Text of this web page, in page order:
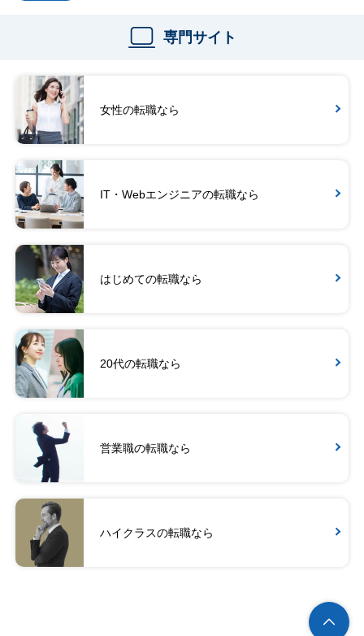
専門サイト
女性の転職なら
IT・Webエンジニアの転職なら
はじめての転職なら
20代の転職なら
営業職の転職なら
ハイクラスの転職なら